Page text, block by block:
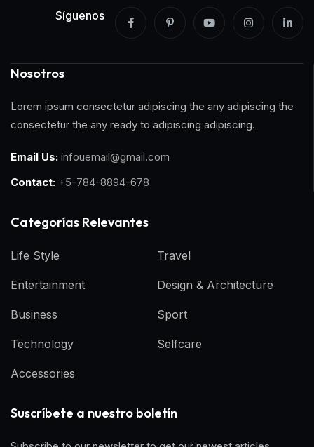
Síguenos
Nosotros
Lorem ipsum consectetur adipiscing the any adipiscing the
consectetur the any ready to adipiscing adipiscing.
Email Us: infouemail@gmail.com
Contact: +5-784-8894-678
Categorías Relevantes
Life Style
Entertainment
Business
Technology
Accessories
Travel
Design & Architecture
Sport
Selfcare
Suscríbete a nuestro boletín